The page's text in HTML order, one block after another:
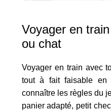
Voyager en
ou chat
Voyager en train avec
tout à fait faisable en
connaître les règles du
panier adapté, petit